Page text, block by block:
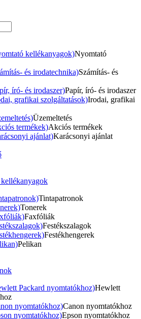
kellékanyagok)Nyomtató
és irodatechnika)Számítás- és
író- és irodaszer)Papír, író- és irodaszer
grafikai szolgáltatások)Irodai, grafikai
Üzemeltetés
termékek)Akciós termékek
ajánlat)Karácsonyi ajánlat
Tintapatronok
Tonerek
Faxfóliák
Festékszalagok
Festékhengerek
Pelikan
Packard nyomtatókhoz)Hewlett
nyomtatókhoz)Canon nyomtatókhoz
nyomtatókhoz)Epson nyomtatókhoz